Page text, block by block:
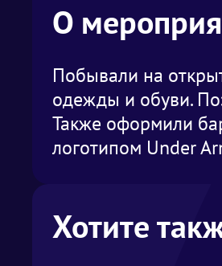
О
Побывали на
одежды и обуви.
Также оформили
логотипом Under
Хотите